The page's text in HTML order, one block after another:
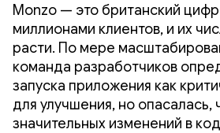
Monzo — это британский
миллионами клиентов, и их
расти. По мере
команда разработчиков
запуска приложения как
для улучшения, но опасалась,
значительных изменений в